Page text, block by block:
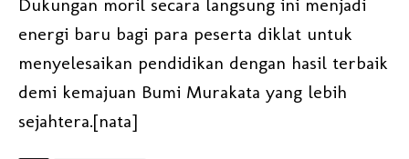
Dukungan moril secara langsung ini menjadi
energi baru bagi para peserta diklat untuk
menyelesaikan pendidikan dengan hasil terbaik
demi kemajuan Bumi Murakata yang lebih
sejahtera.[nata]